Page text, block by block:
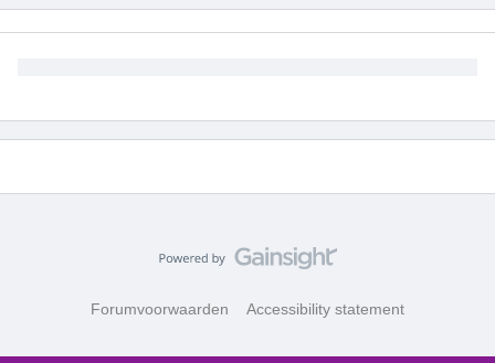
Forumvoorwaarden Accessibility statement